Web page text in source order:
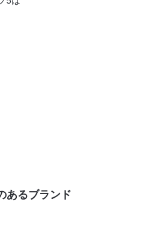
あるブランド